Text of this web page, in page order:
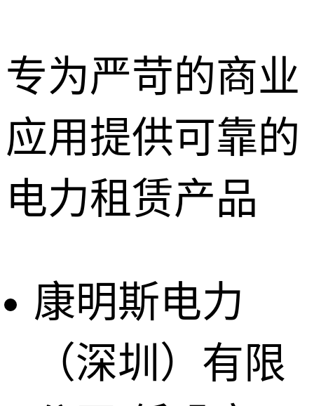
专为严苛的商业
应用提供可靠的
电力租赁产品
康明斯电力
（深圳）有限
深圳租赁服
惠州租赁服
务
东莞租赁服